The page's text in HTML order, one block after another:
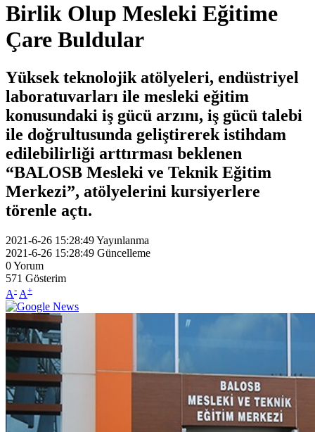
Birlik Olup Mesleki Eğitime
Çare Buldular
Yüksek teknolojik atölyeleri, endüstriyel
laboratuvarları ile mesleki eğitim
konusundaki iş gücü arzını, iş gücü talebi
ile doğrultusunda geliştirerek istihdam
edilebilirliği arttırması beklenen
“BALOSB Mesleki ve Teknik Eğitim
Merkezi”, atölyelerini kursiyerlere
törenle açtı.
2021-6-26 15:28:49Yayınlanma
2021-6-26 15:28:49 Güncelleme
0Yorum
571 Gösterim
A- A+